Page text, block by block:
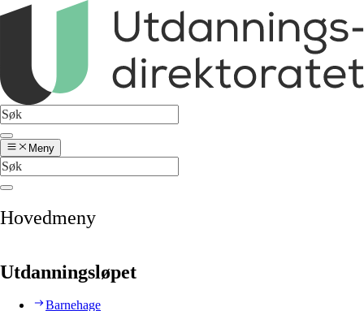
Meny
Hovedmeny
Utdanningsløpet
Barnehage